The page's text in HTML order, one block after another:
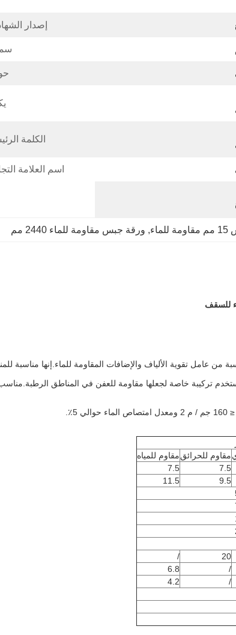
إصدار
الكلمة
اسم العلامة
, ورقة جبس مقاومة للماء 2440 مم
عامل تقوية الألياف والإضافات المقاومة للماء.إنها مناسبة
تركيبة خاصة لجعلها مقاومة للعفن في المناطق الرطبة.مناسب
مقاوم للحرائقمقاوم للمياه
7.5
7.5
9.5
11.5
20
/
/
6.8
/
4.2